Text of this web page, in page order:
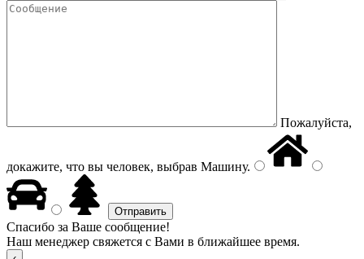
Пожалуйста,
докажите, что вы человек, выбрав Машину.
Спасибо за Ваше сообщение!
Наш менеджер свяжется с Вами в ближайшее время.